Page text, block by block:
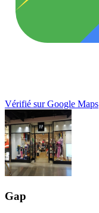
Vérifié sur Google Maps
Gap